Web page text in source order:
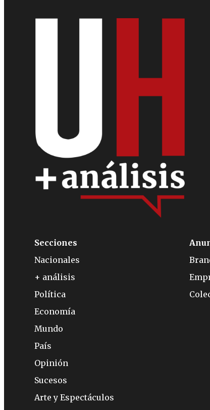
Secciones
Nacionales
+ análisis
Política
Economía
Mundo
País
Opinión
Sucesos
Arte y Espectáculos